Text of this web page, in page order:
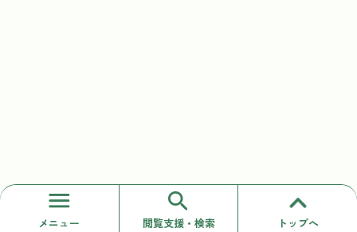
メニュー 閲覧支援・検索 トップへ